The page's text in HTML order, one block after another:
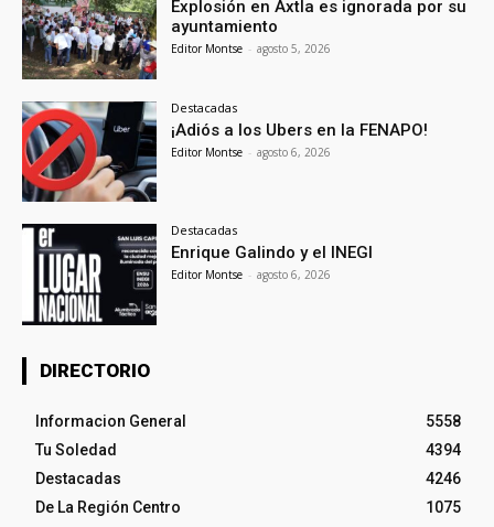
Explosión en Axtla es ignorada por su
ayuntamiento
Editor Montse - agosto 5, 2026
Destacadas
¡Adiós a los Ubers en la FENAPO!
Editor Montse - agosto 6, 2026
Destacadas
Enrique Galindo y el INEGI
Editor Montse - agosto 6, 2026
DIRECTORIO
Informacion General
5558
Tu Soledad
4394
Destacadas
4246
De La Región Centro
1075